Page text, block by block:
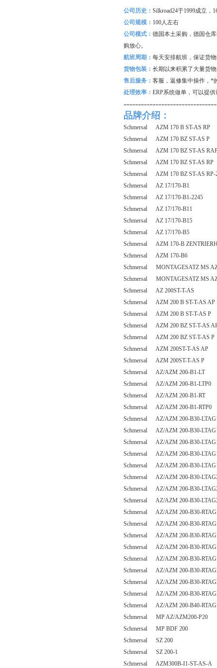
公司历史： Silkroad24于1999成立，
公司规模： 100人左右
公司模式： 德国本土采购，德国仓
购放心。
航班周期： 每天安排航班，保证货
货物包装： 长期以来积累了大量货
售后服务： 客服，返修集中操作，*
处理效率： ERP系统做单，可以提
品牌介绍：
Schmersal AZM 170 B ST-AS RP
Schmersal AZM 170 BZ ST-AS P
Schmersal AZM 170 BZ ST-AS
Schmersal AZM 170 BZ ST-AS RP
Schmersal AZM 170 BZ ST-AS RP-
Schmersal AZ 17/170-B1
Schmersal AZ 17/170-B1-2245
Schmersal AZ 17/170-B11
Schmersal AZ 17/170-B15
Schmersal AZ 17/170-B5
Schmersal AZM 170-B
Schmersal AZM 170-B6
Schmersal MONTAGESATZ MS
Schmersal MONTAGESATZ MS
Schmersal AZ 200ST-T-AS
Schmersal AZM 200 B ST-T-AS AP
Schmersal AZM 200 B ST-T-AS P
Schmersal AZM 200 BZ ST-T-AS
Schmersal AZM 200 BZ ST-T-AS P
Schmersal AZM 200ST-T-AS AP
Schmersal AZM 200ST-T-AS P
Schmersal AZ/AZM 200-B1-LT
Schmersal AZ/AZM 200-B1-LTP0
Schmersal AZ/AZM 200-B1-RT
Schmersal AZ/AZM 200-B1-RTP0
Schmersal AZ/AZM 200-B30-
Schmersal AZ/AZM 200-B30-
Schmersal AZ/AZM 200-B30-
Schmersal AZ/AZM 200-B30-
Schmersal AZ/AZM 200-B30-
Schmersal AZ/AZM 200-B30-
Schmersal AZ/AZM 200-B30-
Schmersal AZ/AZM 200-B30-
Schmersal AZ/AZM 200-B30-
Schmersal AZ/AZM 200-B30-
Schmersal AZ/AZM 200-B30-
Schmersal AZ/AZM 200-B30-
Schmersal AZ/AZM 200-B30-
Schmersal AZ/AZM 200-B30-
Schmersal AZ/AZM 200-B30-
Schmersal AZ/AZM 200-B30-
Schmersal AZ/AZM 200-B40-
Schmersal MP AZ/AZM200-P20
Schmersal MP BDF 200
Schmersal SZ 200
Schmersal SZ 200-1
Schmersal AZM300B-I1-ST-AS-A